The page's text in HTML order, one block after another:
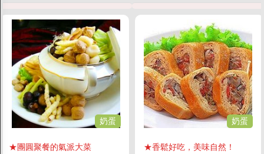
奶蛋
★團圓聚餐的氣派大菜
奶蛋
★香鬆好吃，美味自然！